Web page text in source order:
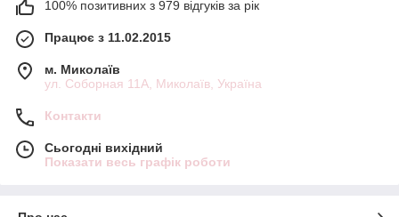
100% позитивних з 979 відгуків за рік
Працює з 11.02.2015
м. Миколаїв
ул. Соборная 11А, Миколаїв, Україна
Контакти
Сьогодні вихідний
Показати весь графік роботи